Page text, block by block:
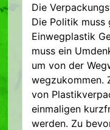
Die
Die Politik muss
Einwegplastik
muss ein
um von der
wegzukommen.
von
einmaligen
werden. Zu